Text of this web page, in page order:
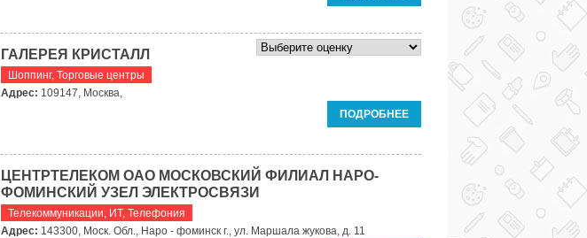
ГАЛЕРЕЯ КРИСТАЛЛ
Шоппинг, Торговые центры
Адрес: 109147, Москва,
ПОДРОБНЕЕ
ЦЕНТРТЕЛЕКОМ ОАО МОСКОВСКИЙ ФИЛИАЛ НАРО-
ФОМИНСКИЙ УЗЕЛ ЭЛЕКТРОСВЯЗИ
Телекоммуникации, ИТ, Телефония
Адрес: 143300, Моск. Обл., Наро - фоминск г., ул. Маршала жукова, д. 11